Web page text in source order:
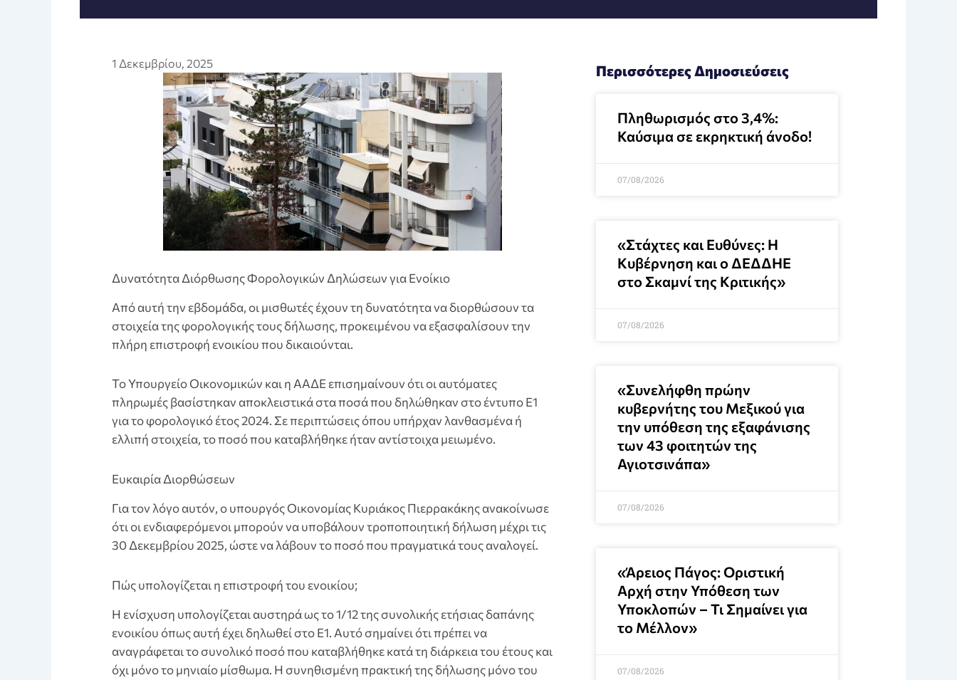
1 Δεκεμβρίου, 2025
Δυνατότητα Διόρθωσης Φορολογικών Δηλώσεων για Ενοίκιο
Από αυτή την εβδομάδα, οι μισθωτές έχουν τη δυνατότητα να διορθώσουν τα
στοιχεία της φορολογικής τους δήλωσης, προκειμένου να εξασφαλίσουν την
πλήρη επιστροφή ενοικίου που δικαιούνται.
Το Υπουργείο Οικονομικών και η ΑΑΔΕ επισημαίνουν ότι οι αυτόματες
πληρωμές βασίστηκαν αποκλειστικά στα ποσά που δηλώθηκαν στο έντυπο Ε1
για το φορολογικό έτος 2024. Σε περιπτώσεις όπου υπήρχαν λανθασμένα ή
ελλιπή στοιχεία, το ποσό που καταβλήθηκε ήταν αντίστοιχα μειωμένο.
Ευκαιρία Διορθώσεων
Για τον λόγο αυτόν, ο υπουργός Οικονομίας Κυριάκος Πιερρακάκης ανακοίνωσε
ότι οι ενδιαφερόμενοι μπορούν να υποβάλουν τροποποιητική δήλωση μέχρι τις
30 Δεκεμβρίου 2025, ώστε να λάβουν το ποσό που πραγματικά τους αναλογεί.
Πώς υπολογίζεται η επιστροφή του ενοικίου;
Η ενίσχυση υπολογίζεται αυστηρά ως το 1/12 της συνολικής ετήσιας δαπάνης
ενοικίου όπως αυτή έχει δηλωθεί στο Ε1. Αυτό σημαίνει ότι πρέπει να
αναγράφεται το συνολικό ποσό που καταβλήθηκε κατά τη διάρκεια του έτους και
όχι μόνο το μηνιαίο μίσθωμα. Η συνηθισμένη πρακτική της δήλωσης μόνο του
Περισσότερες Δημοσιεύσεις
Πληθωρισμός στο 3,4%:
Καύσιμα σε εκρηκτική άνοδο!
07/08/2026
«Στάχτες και Ευθύνες: Η
Κυβέρνηση και ο ΔΕΔΔΗΕ
στο Σκαμνί της Κριτικής»
07/08/2026
«Συνελήφθη πρώην
κυβερνήτης του Μεξικού για
την υπόθεση της εξαφάνισης
των 43 φοιτητών της
Αγιοτσινάπα»
07/08/2026
«Άρειος Πάγος: Οριστική
Αρχή στην Υπόθεση των
Υποκλοπών – Τι Σημαίνει για
το Μέλλον»
07/08/2026